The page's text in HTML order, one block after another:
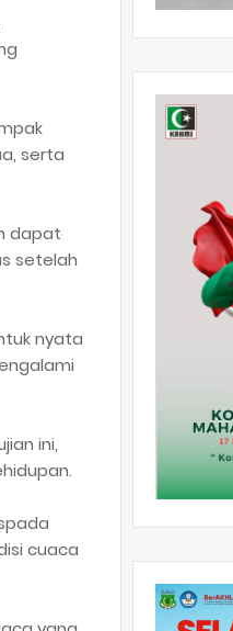
serta
dapat
setelah
nyata
ini,
cuaca